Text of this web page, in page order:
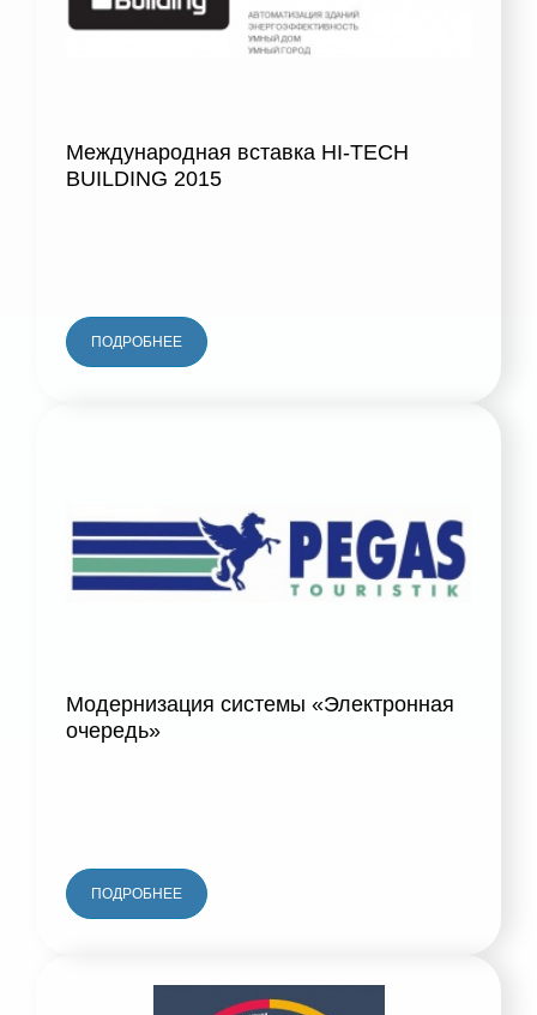
Международная вставка HI-TECH
BUILDING 2015
ПОДРОБНЕЕ
Модернизация системы «Электронная
очередь»
ПОДРОБНЕЕ